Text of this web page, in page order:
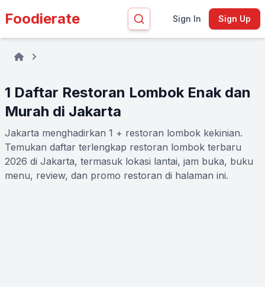
Foodierate Sign In Sign Up
1 Daftar Restoran Lombok Enak dan
Murah di Jakarta
Jakarta menghadirkan 1 + restoran lombok kekinian.
Temukan daftar terlengkap restoran lombok terbaru
2026 di Jakarta, termasuk lokasi lantai, jam buka, buku
menu, review, dan promo restoran di halaman ini.